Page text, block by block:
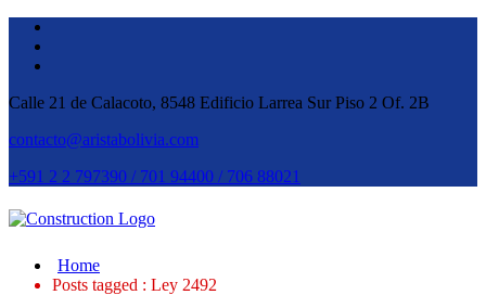
Calle 21 de Calacoto, 8548 Edificio Larrea Sur Piso 2 Of. 2B
contacto@aristabolivia.com
+591 2 2 797390 / 701 94400 / 706 88021
Home
Posts tagged : Ley 2492